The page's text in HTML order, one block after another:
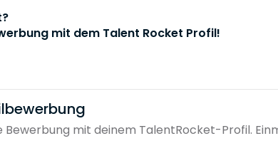
mit dem Talent Rocket Profil!
mit deinem TalentRocket-Profil.